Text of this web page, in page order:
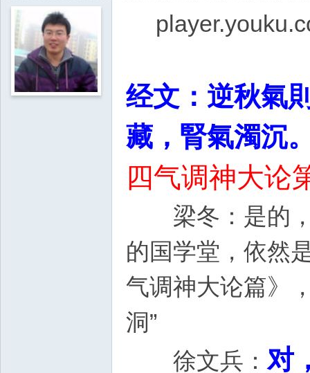
经文：逆秋氣
藏，腎氣濁沉
四气调神大论
梁冬：是的，
的国学堂，依然
气调神大论篇》
洞”
徐文兵： 对